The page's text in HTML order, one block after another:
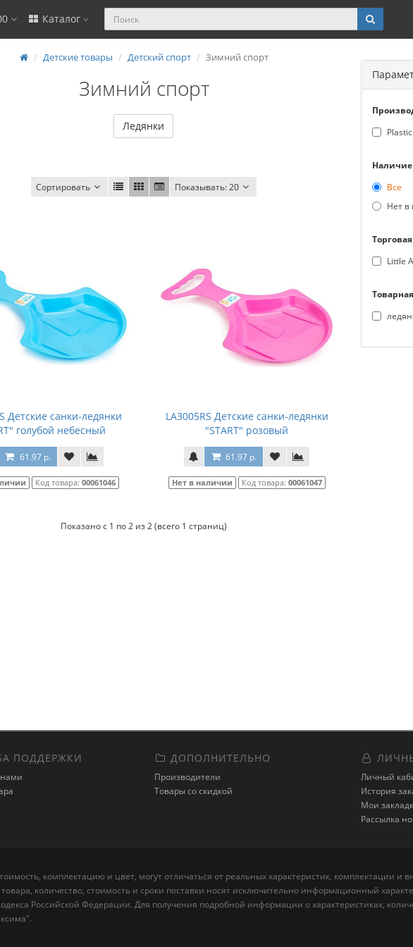
Каталог
Детские товары Детский спорт Зимний спорт
Зимний спорт
Ледянки
Сортировать Показывать:20
Детские санки-ледянки
голубой небесный
61.97 р.
Код товара:00061046
LA3005RS Детские санки-ледянки
"START" розовый
61.97 р.
Нет в наличии Код товара: 00061047
Показано с 1 по 2 из 2 (всего 1 страниц)
Наличие
Все
Нет в
Little
ПОДДЕРЖКИ
нами
ДОПОЛНИТЕЛЬНО
Производители
Товары со скидкой
Личный
История
Мои
Рассылка
комплектацию и цвет, могут отличаться от реальных характеристик, комплектации
количество, стоимость и сроки поставки носят исключительно информационный
Российской Федерации. Для получения подробной информации о характеристиках,